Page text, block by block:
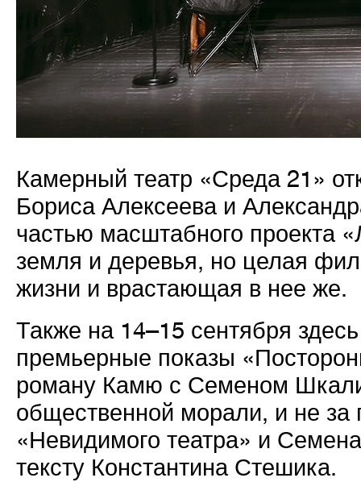
Камерный театр «Среда 21»
Бориса Алексеева и
частью масштабного проекта
земля и деревья, но целая
жизни и врастающая в нее же.
Также на 14–15 сентября
премьерные показы
роману Камю с Семеном
общественной морали, и не за
«Невидимого театра» и
тексту Константина Стешика.